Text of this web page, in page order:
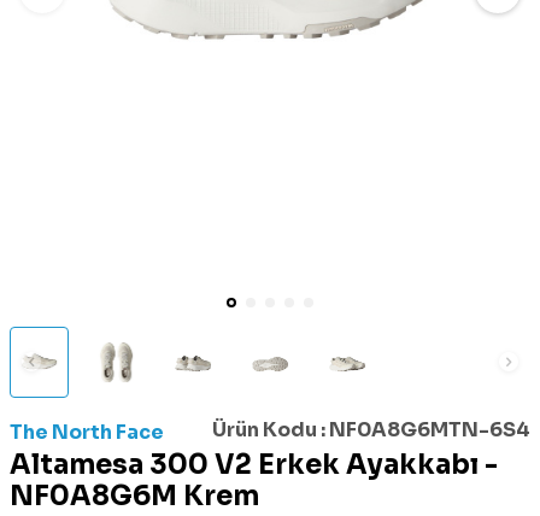
The North Face Ürün Kodu :NF0A8G6MTN-6S4
Altamesa 300 V2 Erkek Ayakkabı -
NF0A8G6M Krem